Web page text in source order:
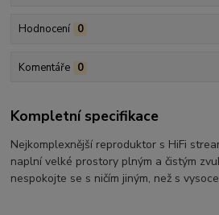
Hodnocení 0
Komentáře 0
Kompletní specifikace
Nejkomplexnější reproduktor s HiFi
naplní velké prostory plným a čistým
nespokojte se s ničím jiným, než s